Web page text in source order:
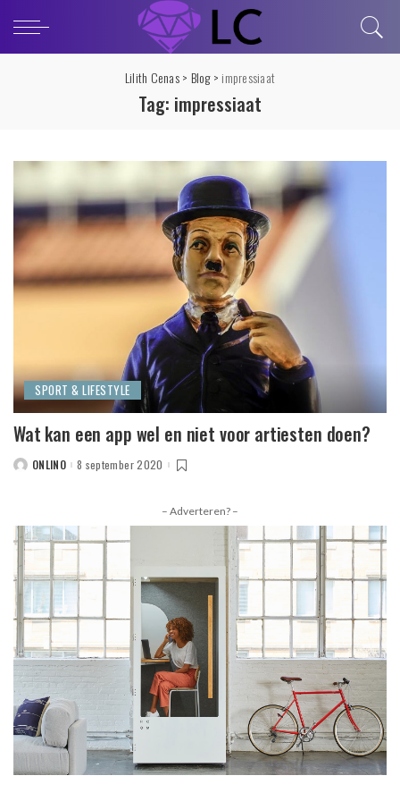
Lilith Cenas> Blog> impressiaat
Tag: impressiaat
SPORT & LIFESTYLE
Wat kan een app wel en niet voor artiesten doen?
POSTEDONLINO 8 september 2020
– Adverteren? –